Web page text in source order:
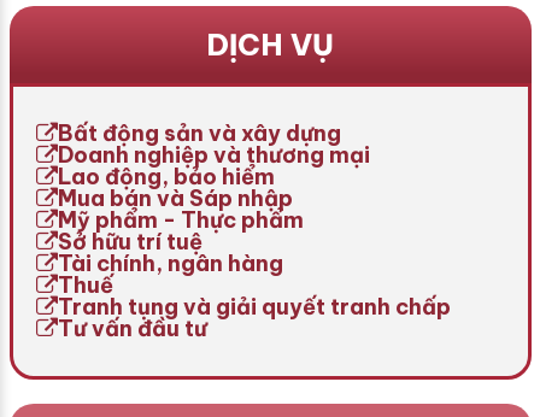
trong những nỗi lo lớn nhất
của chủ doanh nghiệp là
nghĩa vụ tài chính, đặc biệt
[…]
Việc trích khấu hao không
đúng quy định không chỉ
làm sai lệch chi phí sản
thể […]
DỊCH VỤ
Bất động sản và xây dựng
Doanh nghiệp và thương mại
Lao động, bảo hiểm
Mua bán và Sáp nhập
Mỹ phẩm - Thực phẩm
Sở hữu trí tuệ
Tài chính, ngân hàng
Thuế
Tranh tụng và giải quyết tranh chấp
Tư vấn đầu tư